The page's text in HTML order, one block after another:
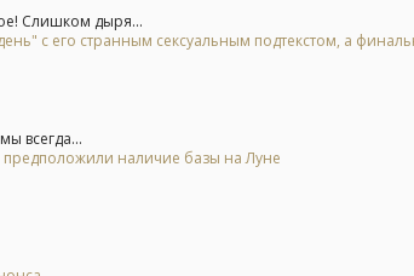
Слишком дыря...
с его странным сексуальным подтекстом, а
всегда...
наличие базы на Луне